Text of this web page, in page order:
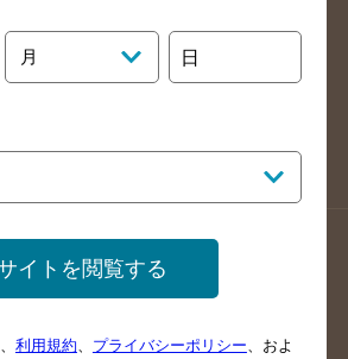
ー検索
ー検索
佐賀県のバー検索
ー検索
熊本県のバー検索
月 日
イトを閲覧する
利用規約、 プライバシーポリシー、およ